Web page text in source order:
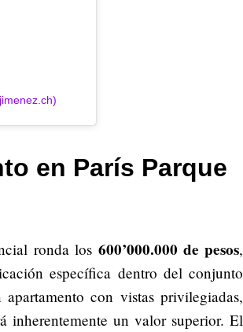
en París Parque
ronda los 600’000.000 de pesos,
específica dentro del conjunto
con vistas privilegiadas,
inherentemente un valor superior. El